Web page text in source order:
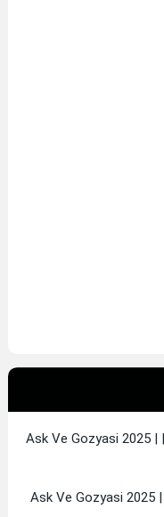
دانلود سریال عشق و اشک | Ask Ve Gozyasi 2025 |
دانلود سریال عشق و اشک | Ask Ve Gozyasi 2025 |